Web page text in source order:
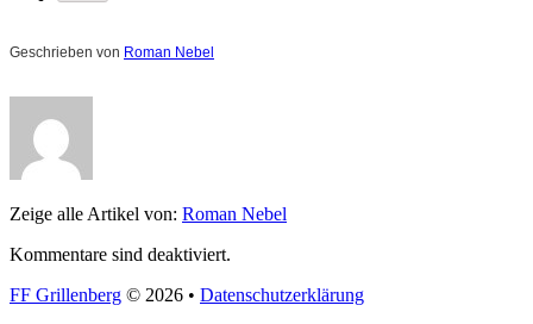
Geschrieben von Roman Nebel
Zeige alle Artikel von: Roman Nebel
Kommentare sind deaktiviert.
FF Grillenberg © 2026 • Datenschutzerklärung